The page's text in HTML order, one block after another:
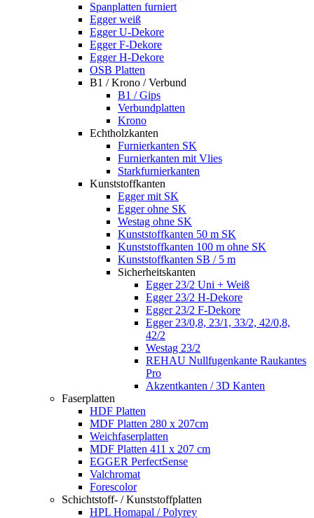
Spanplatten furniert
Egger weiß
Egger U-Dekore
Egger F-Dekore
Egger H-Dekore
OSB Platten
B1 / Krono / Verbund
B1 / Gips
Verbundplatten
Krono
Echtholzkanten
Furnierkanten SK
Furnierkanten mit Vlies
Starkfurnierkanten
Kunststoffkanten
Egger mit SK
Egger ohne SK
Westag ohne SK
Kunststoffkanten 50 m SK
Kunststoffkanten 100 m ohne SK
Kunststoffkanten SB / 5 m
Sicherheitskanten
Egger 23/2 Uni + Weiß
Egger 23/2 H-Dekore
Egger 23/2 F-Dekore
Egger 23/0,8, 23/1, 33/2, 42/0,8,
42/2
Westag 23/2
REHAU Nullfugenkante Raukantes
Pro
Akzentkanten / 3D Kanten
Faserplatten
HDF Platten
MDF Platten 280 x 207cm
Weichfaserplatten
MDF Platten 411 x 207 cm
EGGER PerfectSense
Valchromat
Forescolor
Schichtstoff- / Kunststoffplatten
HPL Homapal / Polyrey